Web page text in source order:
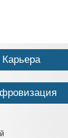
Карьера